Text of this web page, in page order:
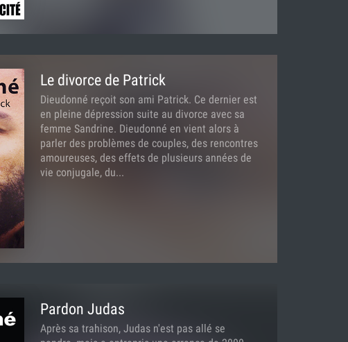
Le divorce de Patrick
Dieudonné reçoit son ami Patrick. Ce dernier est
en pleine dépression suite au divorce avec sa
femme Sandrine. Dieudonné en vient alors à
parler des problèmes de couples, des rencontres
amoureuses, des effets de plusieurs années de
vie conjugale, du...
Pardon Judas
Après sa trahison, Judas n'est pas allé se